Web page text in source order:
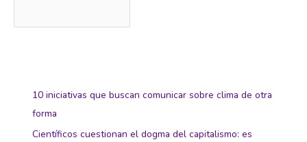
10 iniciativas que buscan comunicar sobre clima de otra
forma
Científicos cuestionan el dogma del capitalismo: es